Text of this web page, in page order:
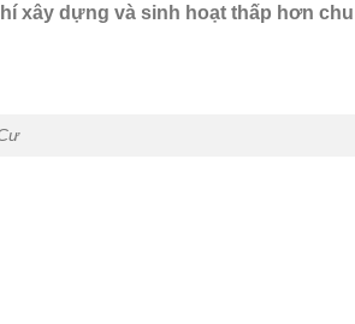
xây dựng và sinh hoạt thấp hơn